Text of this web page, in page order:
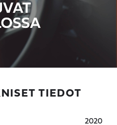
TIEDOT
2020